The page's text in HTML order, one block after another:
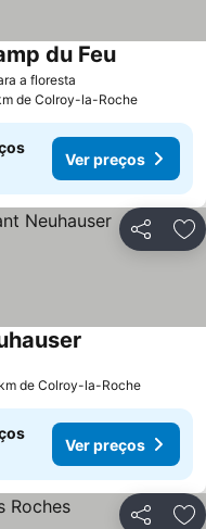
a floresta
du FeuVer preços
de Colroy-la-Roche
Ver preços
Partilhar
de Colroy-la-Roche
Ver preços
Partilhar